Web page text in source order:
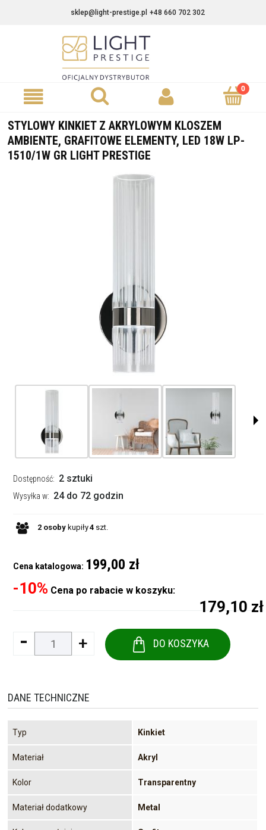
sklep@light-prestige.pl +48 660 702 302
STYLOWY KINKIET Z AKRYLOWYM KLOSZEM
AMBIENTE, GRAFITOWE ELEMENTY, LED 18W LP-
1510/1W GR LIGHT PRESTIGE
Dostępność: 2 sztuki
Wysyłka w: 24 do 72 godzin
2 osobykupiły4 szt.
Cena katalogowa: 199,00 zł
-10% Cena po rabacie w koszyku:
179,10 zł
- + DO KOSZYKA
DANE TECHNICZNE
Typ Kinkiet
Materiał Akryl
Kolor Transparentny
Materiał dodatkowy Metal